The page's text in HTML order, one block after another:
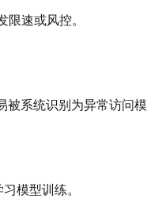
速或风控。
被系统识别为异常访问模
模型训练。